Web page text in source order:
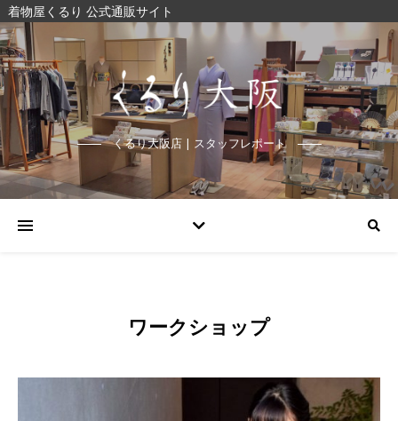
くるり大阪店 | スタッフレポート
ワークショップ
着物屋くるり 公式通販サイト